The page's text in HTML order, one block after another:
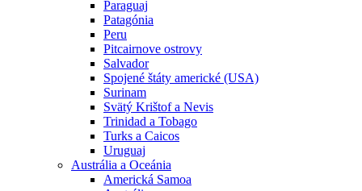
Paraguaj
Patagónia
Peru
Pitcairnove ostrovy
Salvador
Spojené štáty americké (USA)
Surinam
Svätý Krištof a Nevis
Trinidad a Tobago
Turks a Caicos
Uruguaj
Austrália a Oceánia
Americká Samoa